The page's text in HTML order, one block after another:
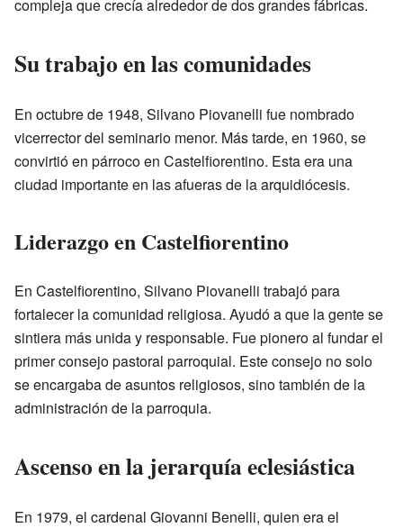
compleja que crecía alrededor de dos grandes fábricas.
Su trabajo en las comunidades
En octubre de 1948, Silvano Piovanelli fue nombrado
vicerrector del seminario menor. Más tarde, en 1960, se
convirtió en párroco en Castelfiorentino. Esta era una
ciudad importante en las afueras de la arquidiócesis.
Liderazgo en Castelfiorentino
En Castelfiorentino, Silvano Piovanelli trabajó para
fortalecer la comunidad religiosa. Ayudó a que la gente se
sintiera más unida y responsable. Fue pionero al fundar el
primer consejo pastoral parroquial. Este consejo no solo
se encargaba de asuntos religiosos, sino también de la
administración de la parroquia.
Ascenso en la jerarquía eclesiástica
En 1979, el cardenal Giovanni Benelli, quien era el